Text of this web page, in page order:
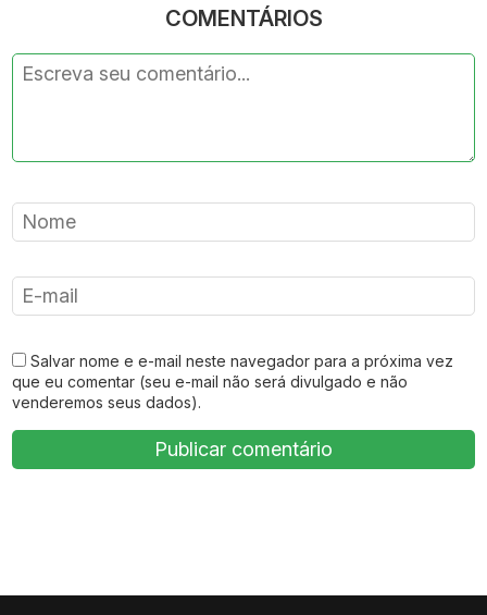
COMENTÁRIOS
Salvar nome e e-mail neste navegador para a próxima vez
que eu comentar (seu e-mail não será divulgado e não
venderemos seus dados).